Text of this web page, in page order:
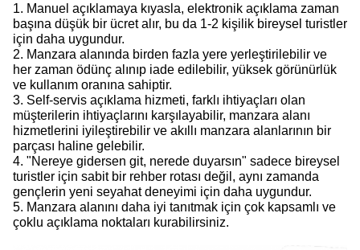
1. Manuel açıklamaya kıyasla, elektronik açıklama zaman
başına düşük bir ücret alır, bu da 1-2 kişilik bireysel turistler
için daha uygundur.
2. Manzara alanında birden fazla yere yerleştirilebilir ve
her zaman ödünç alınıp iade edilebilir, yüksek görünürlük
ve kullanım oranına sahiptir.
3. Self-servis açıklama hizmeti, farklı ihtiyaçları olan
müşterilerin ihtiyaçlarını karşılayabilir, manzara alanı
hizmetlerini iyileştirebilir ve akıllı manzara alanlarının bir
parçası haline gelebilir.
4. "Nereye gidersen git, nerede duyarsın" sadece bireysel
turistler için sabit bir rehber rotası değil, aynı zamanda
gençlerin yeni seyahat deneyimi için daha uygundur.
5. Manzara alanını daha iyi tanıtmak için çok kapsamlı ve
çoklu açıklama noktaları kurabilirsiniz.